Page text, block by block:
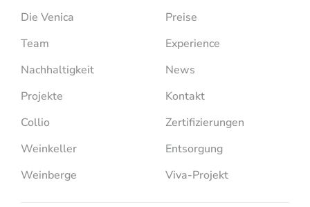
Die Venica
Team
Nachhaltigkeit
Projekte
Collio
Weinkeller
Weinberge
Preise
Experience
News
Kontakt
Zertifizierungen
Entsorgung
Viva-Projekt